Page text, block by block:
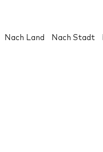
Suchen
Nach Land Nach Stadt